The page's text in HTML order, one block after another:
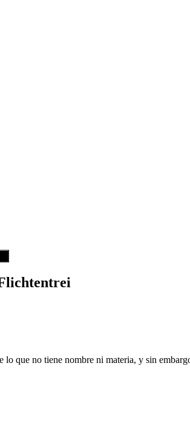
que no tiene nombre ni materia, y sin